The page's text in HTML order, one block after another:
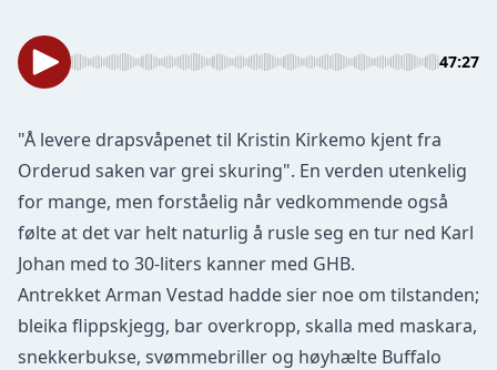
47:27
"Å levere drapsvåpenet til Kristin Kirkemo kjent fra
Orderud saken var grei skuring". En verden utenkelig
for mange, men forståelig når vedkommende også
følte at det var helt naturlig å rusle seg en tur ned Karl
Johan med to 30-liters kanner med GHB.
Antrekket Arman Vestad hadde sier noe om tilstanden;
bleika flippskjegg, bar overkropp, skalla med maskara,
snekkerbukse, svømmebriller og høyhælte Buffalo